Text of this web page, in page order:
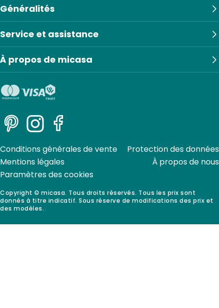
Généralités
Service et assistance
À propos de micasa
PinterestInstagramFacebook
Copyright © micasa. Tous droits réservés. Tous les prix sont
donnés à titre indicatif. Sous réserve de modifications des prix et
des modèles.
Conditions générales de vente
Protection des données
Mentions légales
À propos de nous
Paramètres des cookies